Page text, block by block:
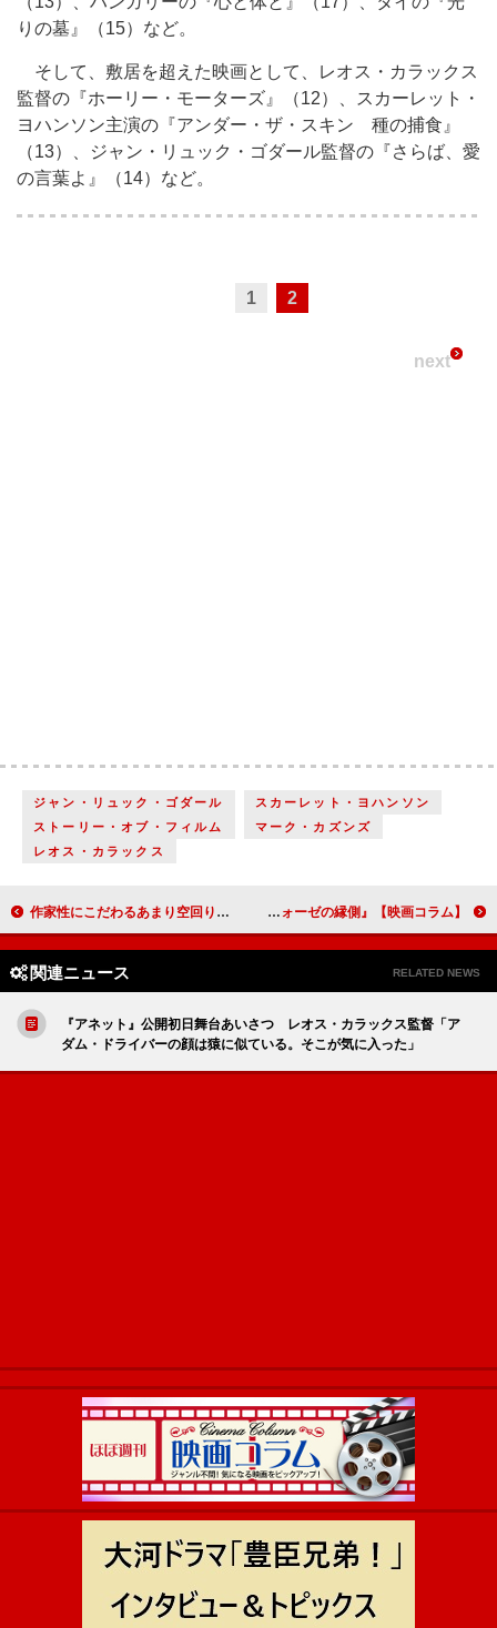
りの墓』（15）など。
そして、敷居を超えた映画として、レオス・カラックス
監督の『ホーリー・モーターズ』（12）、スカーレット・
ヨハンソン主演の『アンダー・ザ・スキン 種の捕食』
（13）、ジャン・リュック・ゴダール監督の『さらば、愛
の言葉よ』（14）など。
1 2
next
ジャン・リュック・ゴダール
スカーレット・ヨハンソン
ストーリー・オブ・フィルム
マーク・カズンズ
レオス・カラックス
作家性にこだわるあまり空回りした『東京2020オリンピック SIDE:A』【映画コラム】 少女が主人公の対照的な映画『炎の少女チャーリー』『メタモルフォーゼの縁側』【映画コラム】
関連ニュース RELATED NEWS
『アネット』公開初日舞台あいさつ レオス・カラックス監督「ア
ダム・ドライバーの顔は猿に似ている。そこが気に入った」